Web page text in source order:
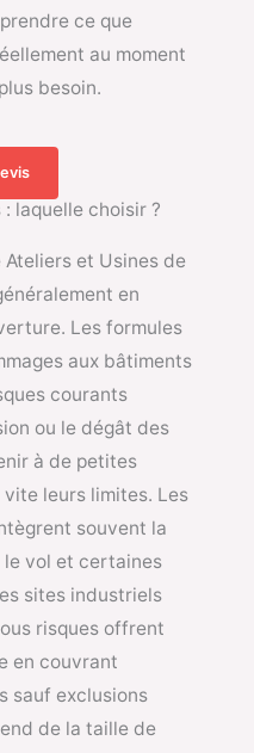
ce que
au moment
besoin.
laquelle choisir ?
Ateliers et Usines de
en
Les formules
aux bâtiments
courants
ou le dégât des
à de petites
leurs limites. Les
souvent la
le vol et certaines
sites industriels
risques offrent
en couvrant
sauf exclusions
de la taille de